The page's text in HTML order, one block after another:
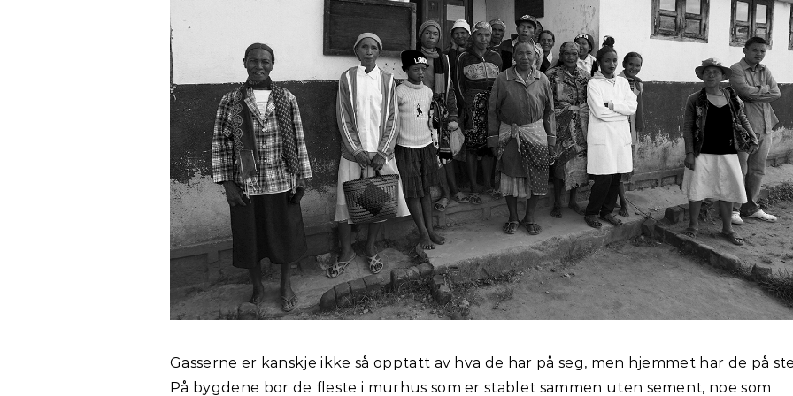
Gasserne er kanskje ikke så opptatt av hva de har på seg, men hjemmet har de på
På bygdene bor de fleste i murhus som er stablet sammen uten sement, noe som